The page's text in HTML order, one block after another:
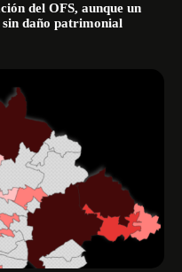
del OFS, aunque un
daño patrimonial